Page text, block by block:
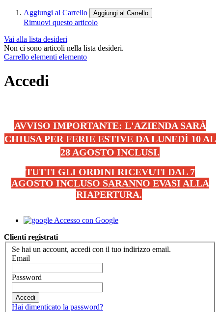
Aggiungi al Carrello Aggiungi al Carrello
Rimuovi questo articolo
Vai alla lista desideri
Non ci sono articoli nella lista desideri.
Carrello elementi elemento
Accedi
AVVISO IMPORTANTE: L'AZIENDA SARÀ
CHIUSA PER FERIE ESTIVE DA LUNEDÌ 10 AL
28 AGOSTO INCLUSI.
TUTTI GLI ORDINI RICEVUTI DAL 7
AGOSTO INCLUSO SARANNO EVASI ALLA
RIAPERTURA.
Accesso con Google
Clienti registrati
Se hai un account, accedi con il tuo indirizzo email.
Email
Password
Accedi
Hai dimenticato la password?